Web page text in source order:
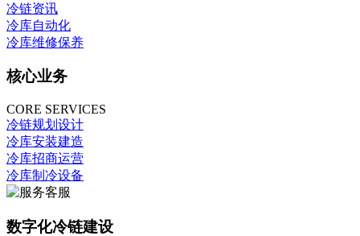
冷链资讯
冷库自动化
冷库维修保养
核心业务
CORE SERVICES
冷链规划设计
冷库安装建造
冷库招商运营
冷库制冷设备
数字化冷链建设